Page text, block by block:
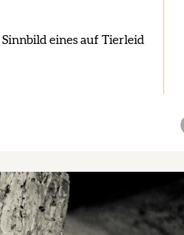
eines auf Tierleid